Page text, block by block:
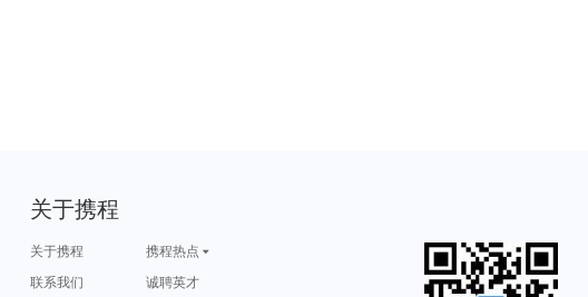
关于携程
关于携程
携程热点
联系我们
诚聘英才